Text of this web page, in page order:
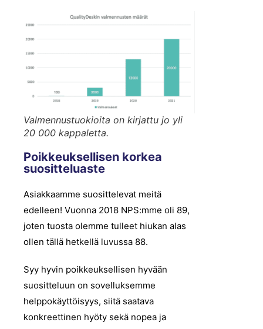
Valmennustuokioita on kirjattu jo yli
20 000 kappaletta.
Poikkeuksellisen korkea
suositteluaste
Asiakkaamme suosittelevat meitä
edelleen! Vuonna 2018 NPS:mme oli 89,
joten tuosta olemme tulleet hiukan alas
ollen tällä hetkellä luvussa 88.
Syy hyvin poikkeuksellisen hyvään
suositteluun on sovelluksemme
helppokäyttöisyys, siitä saatava
konkreettinen hyöty sekä nopea ja